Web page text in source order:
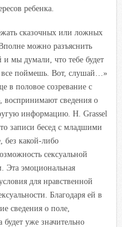
ребенка.
сказочных или ложных
можно разъяснить
мы думали, что тебе будет
все поймешь. Вот, слушай…»
в половое созревание с
воспринимают сведения о
информацию. Н. Grassel
записи бесед с младшими
без какой-либо
сексуальной
Эта эмоциональная
для нравственной
Благодаря ей в
сведения о поле,
уже значительно